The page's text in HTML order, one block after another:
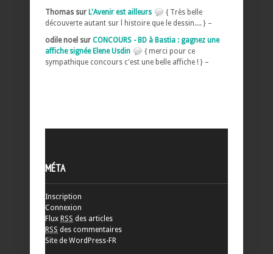
Thomas sur L'Avenir est ailleurs
{ Très belle
découverte autant sur l histoire que le dessin.... } –
odile noel sur CONCOURS - BD à Bastia : gagnez une
affiche signée Elene Usdin
{ merci pour ce
sympathique concours c'est une belle affiche ! } –
MÉTA
Inscription
Connexion
Flux RSS des articles
RSS des commentaires
Site de WordPress-FR